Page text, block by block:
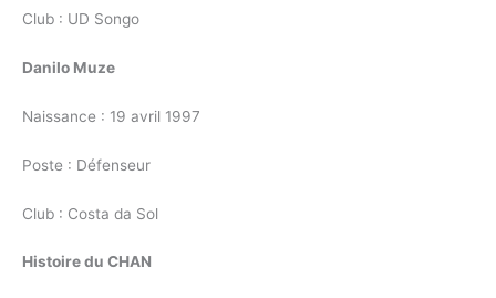
Club : UD Songo
Danilo Muze
Naissance : 19 avril 1997
Poste : Défenseur
Club : Costa da Sol
Histoire du CHAN